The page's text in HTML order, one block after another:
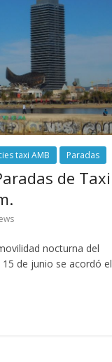
taxi AMB Paradas
de Taxi
nocturna del
de junio se acordó el